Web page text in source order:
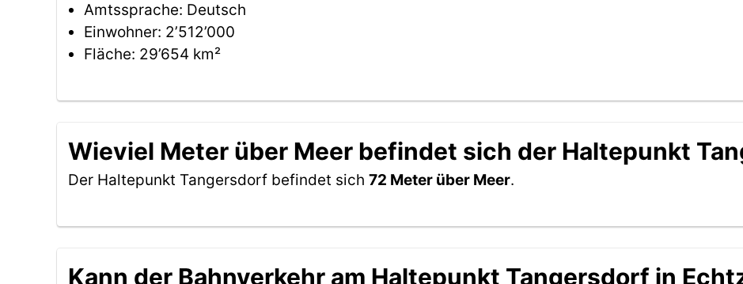
Amtssprache: Deutsch
Einwohner: 2’512’000
Fläche: 29’654 km²
Wieviel Meter über Meer befindet sich der Haltepunkt
Der Haltepunkt Tangersdorf befindet sich 72 Meter über Meer.
Kann der Bahnverkehr am Haltepunkt Tangersdorf in